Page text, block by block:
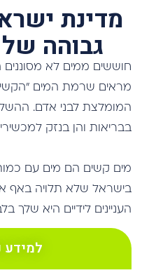
מדינת
גבוהה
חוששים ממים לא
מראים שרמת המים
המומלצת לבני אדם.
בבריאות והן בנזק
מים קשים הם מים עם כמות
בישראל שלא תלויה באף
העניינים לידיים היא שלך
למידע